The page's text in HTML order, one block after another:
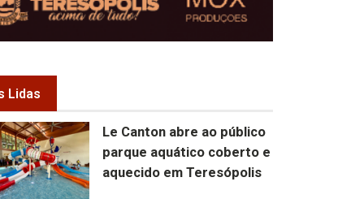
Lidas
Le Canton abre ao público
parque aquático coberto e
aquecido em Teresópolis